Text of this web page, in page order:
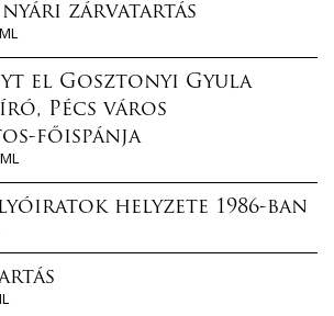
a
m nyári zárvatartás
el Gosztonyi Gyula
Pécs város
főispánja
helyzete 1986-ban